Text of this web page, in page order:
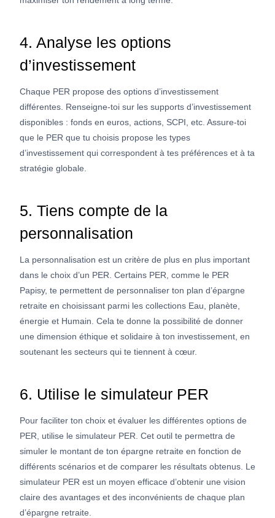
4. Analyse les options
d’investissement
Chaque PER propose des options d’investissement
différentes. Renseigne-toi sur les supports d’investissement
disponibles : fonds en euros, actions, SCPI, etc. Assure-toi
que le PER que tu choisis propose les types
d’investissement qui correspondent à tes préférences et à ta
stratégie globale.
5. Tiens compte de la
personnalisation
La personnalisation est un critère de plus en plus important
dans le choix d’un PER. Certains PER, comme le PER
Papisy, te permettent de personnaliser ton plan d’épargne
retraite en choisissant parmi les collections Eau, planète,
énergie et Humain. Cela te donne la possibilité de donner
une dimension éthique et solidaire à ton investissement, en
soutenant les secteurs qui te tiennent à cœur.
6. Utilise le simulateur PER
Pour faciliter ton choix et évaluer les différentes options de
PER, utilise le simulateur PER. Cet outil te permettra de
simuler le montant de ton épargne retraite en fonction de
différents scénarios et de comparer les résultats obtenus. Le
simulateur PER est un moyen efficace d’obtenir une vision
claire des avantages et des inconvénients de chaque plan
d’épargne retraite.